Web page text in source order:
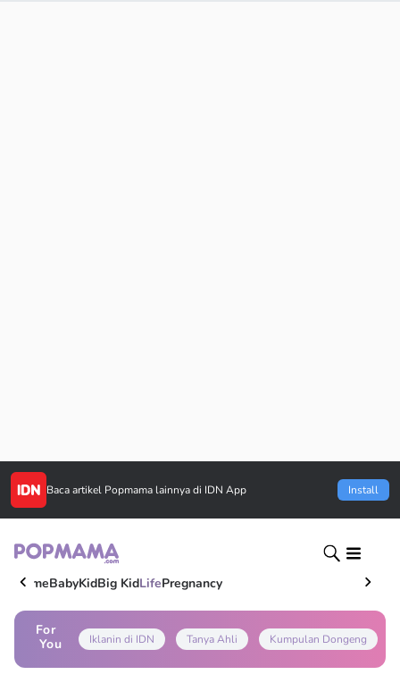
Baca artikel Popmama lainnya di IDN App Install
HomeBabyKidBig KidLifePregnancy
For
You
Iklanin di IDN Tanya Ahli Kumpulan Dongeng